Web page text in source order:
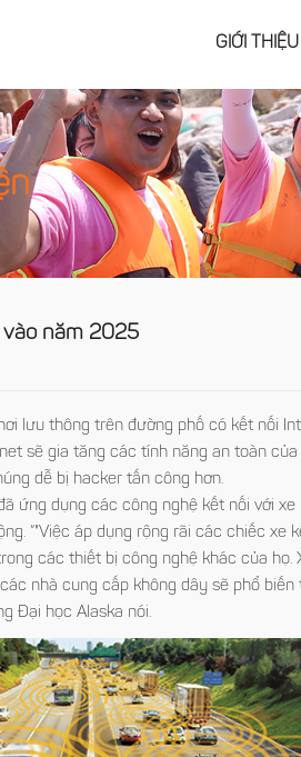
GIỚI THIỆU
năm 2025
lưu thông trên đường phố có kết nối
sẽ gia tăng các tính năng an toàn
dễ bị hacker tấn công hơn.
ứng dụng các công nghệ kết nối với
“"Việc áp dụng rộng rãi các chiếc xe
các thiết bị công nghệ khác của họ.
nhà cung cấp không dây sẽ phổ
Đại học Alaska nói.